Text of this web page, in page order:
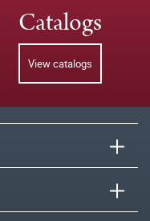
Catalogs
View catalogs